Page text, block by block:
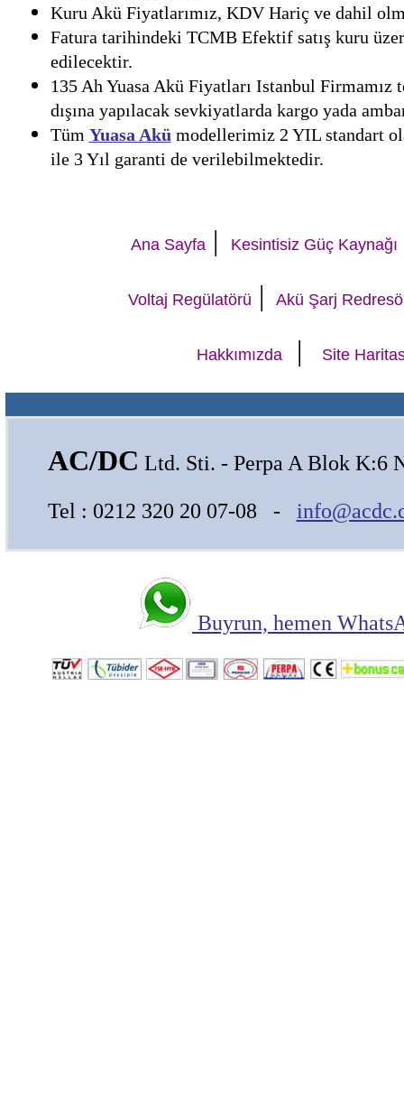
Kuru Akü Fiyatlarımız, KDV Hariç ve dahil
Fatura tarihindeki TCMB Efektif satış kuru
edilecektir.
135 Ah Yuasa Akü Fiyatları Istanbul
dışına yapılacak sevkiyatlarda kargo yada
Tüm Yuasa Akü modellerimiz 2 YIL standart
ile 3 Yıl garanti de verilebilmektedir.
Ana Sayfa | Kesintisiz Güç Kaynağı
Voltaj Regülatörü | Akü Şarj
Hakkımızda | Site
AC/DC Ltd. Sti. - Perpa A Blok K:6
Tel : 0212 320 20 07-08 -
Buyrun, hemen